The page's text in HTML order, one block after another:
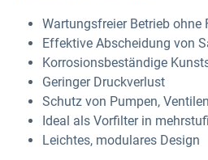
Wartungsfreier Betrieb ohne
Effektive Abscheidung von
Korrosionsbeständige
Geringer Druckverlust
Schutz von Pumpen,
Ideal als Vorfilter in
Leichtes, modulares Design